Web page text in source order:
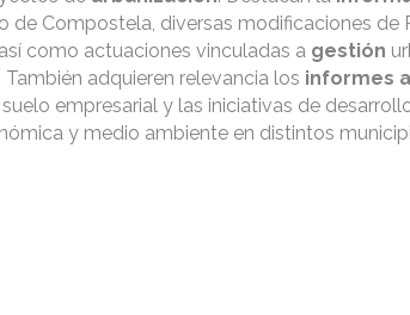
Compostela, diversas modificaciones de
como actuaciones vinculadas a gestión
. También adquieren relevancia los informes
empresarial y las iniciativas de
y medio ambiente en distintos